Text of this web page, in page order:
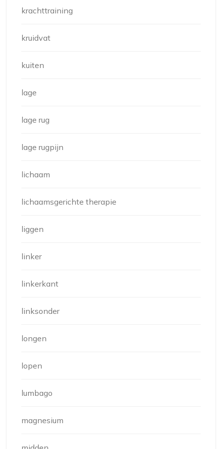
krachttraining
kruidvat
kuiten
lage
lage rug
lage rugpijn
lichaam
lichaamsgerichte therapie
liggen
linker
linkerkant
linksonder
longen
lopen
lumbago
magnesium